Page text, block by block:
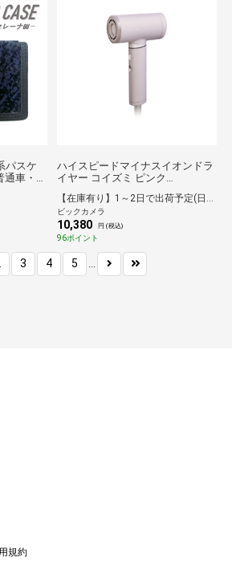
パスケ
車・セ
ハイスピードマイナスイオンドラ
イヤー コイズミ ピンク
【在庫有り】1～2日で出荷予定(日付指定可)
ビックカメラ
10,380 円 (税込)
96ポイント
3 4 5
規約